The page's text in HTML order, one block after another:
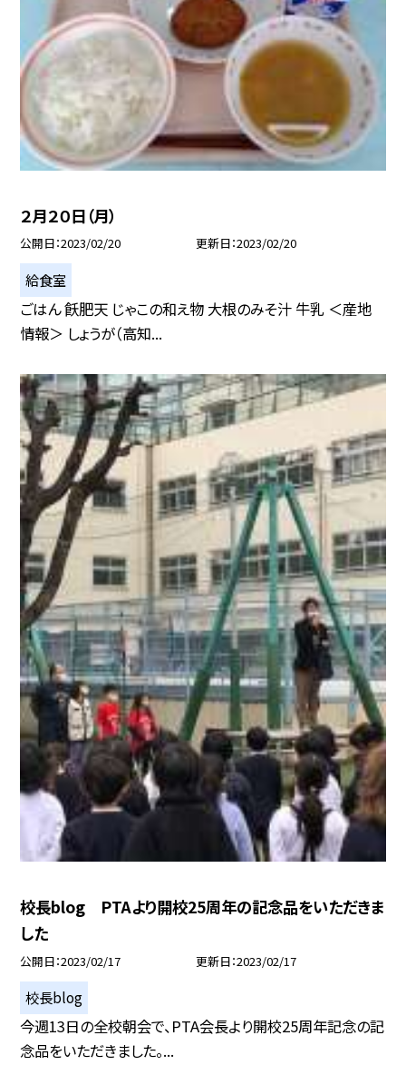
２月２０日（月）
公開日 2023/02/20 更新日 2023/02/20
給食室
ごはん 飫肥天 じゃこの和え物 大根のみそ汁 牛乳 ＜産地
情報＞ しょうが（高知...
校長blog PTAより開校25周年の記念品をいただきま
した
公開日 2023/02/17 更新日 2023/02/17
校長blog
今週13日の全校朝会で、PTA会長より開校25周年記念の記
念品をいただきました。...